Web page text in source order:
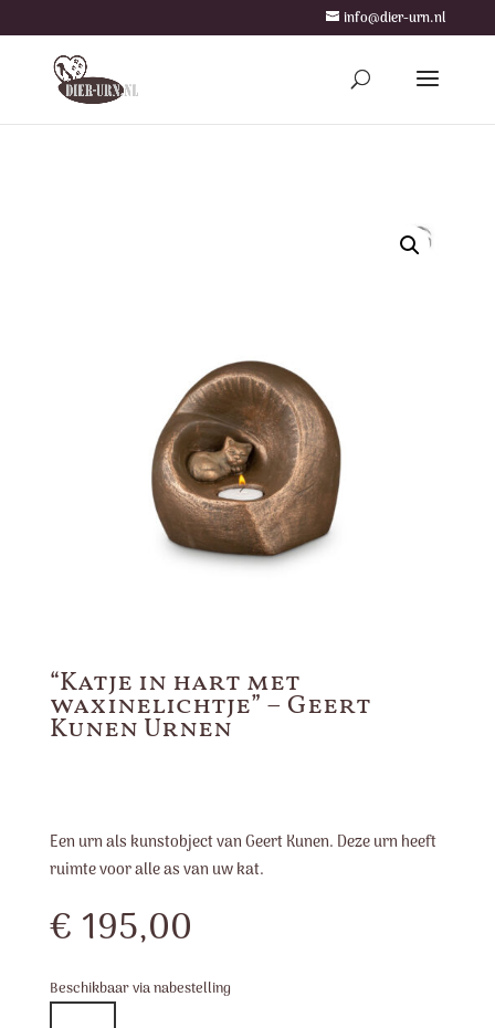
info@dier-urn.nl
“Katje in hart met
waxinelichtje” – Geert
Kunen Urnen
Een urn als kunstobject van Geert Kunen. Deze urn heeft
ruimte voor alle as van uw kat.
€ 195,00
Beschikbaar via nabestelling
"Katje